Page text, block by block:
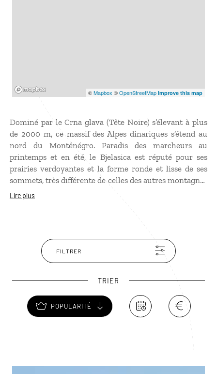
©Mapbox ©OpenStreetMap Improve this map
Dominé par le Crna glava (Tête Noire) s’élevant à plus
de 2000 m, ce massif des Alpes dinariques s’étend au
nord du Monténégro. Paradis des marcheurs au
printemps et en été, le Bjelasica est réputé pour ses
prairies verdoyantes et la forme ronde et lisse de ses
sommets, très différente de celles des autres montagnes
du Monténégro. Ses sentiers de randonnées, ses
font une destination sportive mais aussi culturelle.
Lire plus
FILTRER
TRIER
POPULARITÉ